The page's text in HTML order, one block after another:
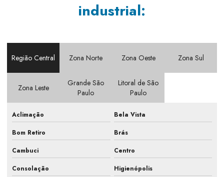
Consultoria para sistemas hvac
Elaboração de pmoc em escritório
Elaboração de pmoc em indústria
Elaboração de pmoc em laboratório
industrial:
Região Central Zona Norte Zona Oeste Zona Sul
Zona Leste
Grande São
Paulo
Litoral de São
Paulo
Aclimação
Bela Vista
Bom Retiro
Brás
Cambuci
Centro
Consolação
Higienópolis